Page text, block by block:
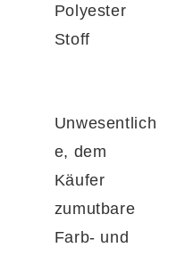
bei dem Sie
Polyester
Stoff
Unwesentlich
e, dem
Käufer
zumutbare
Farb- und